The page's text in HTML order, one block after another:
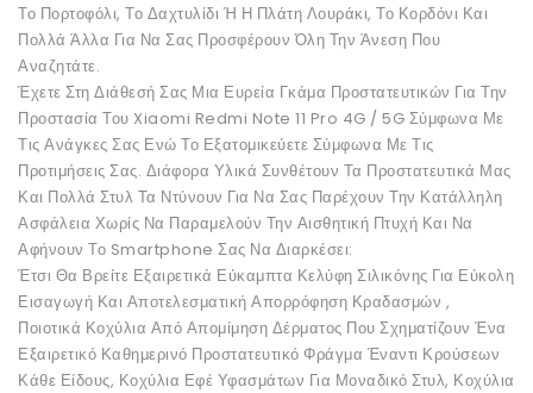
Το Πορτοφόλι, Το Δαχτυλίδι Ή Η Πλάτη Λουράκι, Το Κορδόνι Και
Πολλά Άλλα Για Να Σας Προσφέρουν Όλη Την Άνεση Που
Αναζητάτε.
Έχετε Στη Διάθεσή Σας Μια Ευρεία Γκάμα Προστατευτικών Για Την
Προστασία Του Xiaomi Redmi Note 11 Pro 4G / 5G Σύμφωνα Με
Τις Ανάγκες Σας Ενώ Το Εξατομικεύετε Σύμφωνα Με Τις
Προτιμήσεις Σας. Διάφορα Υλικά Συνθέτουν Τα Προστατευτικά Μας
Και Πολλά Στυλ Τα Ντύνουν Για Να Σας Παρέχουν Την Κατάλληλη
Ασφάλεια Χωρίς Να Παραμελούν Την Αισθητική Πτυχή Και Να
Αφήνουν Το Smartphone Σας Να Διαρκέσει:
Έτσι Θα Βρείτε Εξαιρετικά Εύκαμπτα Κελύφη Σιλικόνης Για Εύκολη
Εισαγωγή Και Αποτελεσματική Απορρόφηση Κραδασμών ,
Ποιοτικά Κοχύλια Από Απομίμηση Δέρματος Που Σχηματίζουν Ένα
Εξαιρετικό Καθημερινό Προστατευτικό Φράγμα Έναντι Κρούσεων
Κάθε Είδους, Κοχύλια Εφέ Υφασμάτων Για Μοναδικό Στυλ, Κοχύλια